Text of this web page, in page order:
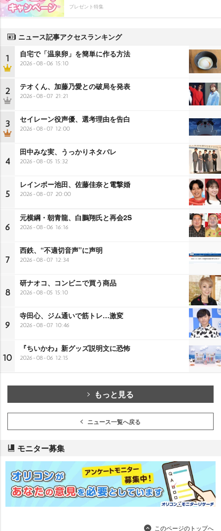
プレゼント特集
ニュース記事アクセスランキング
1 自宅で「温泉卵」を簡単に作る方法
2026-08-06 15:10
2 テオくん、加藤乃愛との破局を発表
2026-08-07 21:21
3 セイレーン役声優、選考理由を告白
2026-08-07 12:00
4
田中みな実、うっかりネタバレ
2026-08-05 15:32
5
レインボー池田、佐藤佳奈と電撃婚
2026-08-07 20:00
6
元横綱・朝青龍、白鵬翔氏と再会2S
2026-08-06 16:16
7
西鉄、“不適切音声”に声明
2026-08-07 12:34
8
研ナオコ、コンビニで買う商品
2026-08-05 15:10
9
寺田心、ジム通いで筋トレ…激変
2026-08-07 10:46
10
『ちいかわ』新グッズ説明文に恐怖
2026-08-06 12:15
もっと見る
ニュース一覧へ戻る
モニター募集
このページのトップへ